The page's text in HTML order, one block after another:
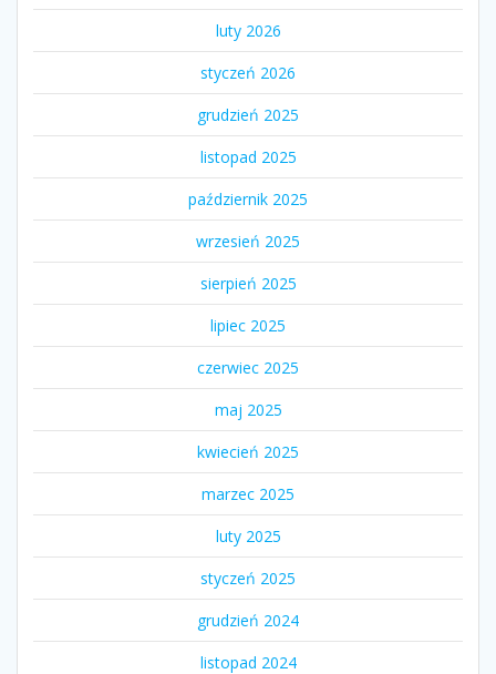
luty 2026
styczeń 2026
grudzień 2025
listopad 2025
październik 2025
wrzesień 2025
sierpień 2025
lipiec 2025
czerwiec 2025
maj 2025
kwiecień 2025
marzec 2025
luty 2025
styczeń 2025
grudzień 2024
listopad 2024